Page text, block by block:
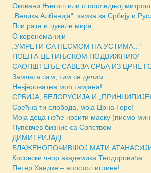
Оковани Његош или о последњој
„Велика Албанија“: замка за Србију и
Пси рата и џукеле мира
О корономанији
„УМРЕТИ СА ПЕСМОМ НА УСТИМА…“
ПОШТА ЦЕТИЊСКОМ ПОДВИЖНИКУ
САОПШТЕЊЕ САВЕЗА СРБА ИЗ ЦРНЕ
Замлата сам, тим се дичим
Невјероватна моћ тамјана!
СРБИЈА, БЕЛОРУСИЈА И
Срећна ти слобода, моја Црна Горо!
Моја деца неће носити маску (писмо
Пуповчев бизнис са Српством
ДИМИТРИЈАДЕ
БЛАЖЕНОПОЧИВШОЈ МАТИ
Косовски чвор академика Теодоровића
Петер Хандке – апостол истине!